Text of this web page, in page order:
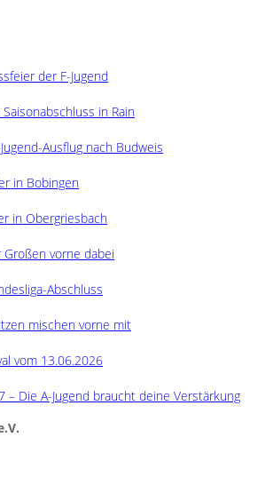
der F-Jugend
Saisonabschluss in Rain
Ausflug nach Budweis
in Bobingen
in Obergriesbach
vorne dabei
Abschluss
mischen vorne mit
vom 13.06.2026
– Die A-Jugend braucht deine Verstärkung